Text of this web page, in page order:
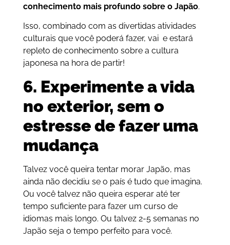
conhecimento mais profundo sobre o Japão.
Isso, combinado com as divertidas atividades
culturais que você poderá fazer, vai e estará
repleto de conhecimento sobre a cultura
japonesa na hora de partir!
6. Experimente a vida
no exterior, sem o
estresse de fazer uma
mudança
Talvez você queira tentar morar Japão, mas
ainda não decidiu se o país é tudo que imagina.
Ou você talvez não queira esperar até ter
tempo suficiente para fazer um curso de
idiomas mais longo. Ou talvez 2-5 semanas no
Japão seja o tempo perfeito para você.